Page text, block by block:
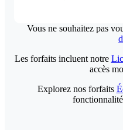
Vous ne souhaitez pas
Les forfaits incluent notre
accès
Explorez nos forfaits